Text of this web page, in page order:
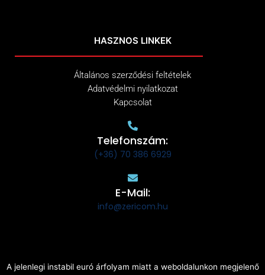
HASZNOS LINKEK
Általános szerződési feltételek
Adatvédelmi nyilatkozat
Kapcsolat
Telefonszám:
(+36) 70 386 6929
E-Mail:
info@zericom.hu
A jelenlegi instabil euró árfolyam miatt a weboldalunkon megjelenő